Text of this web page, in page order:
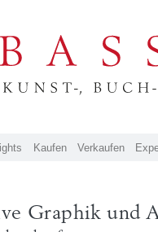
Kaufen Verkaufen
Graphik und